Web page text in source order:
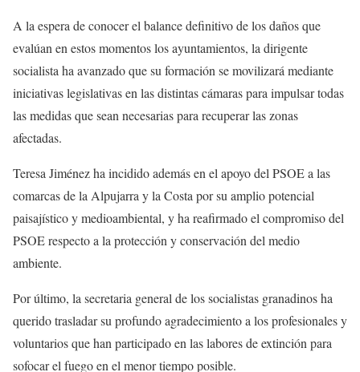
A la espera de conocer el balance definitivo de los daños que
evalúan en estos momentos los ayuntamientos, la dirigente
socialista ha avanzado que su formación se movilizará mediante
iniciativas legislativas en las distintas cámaras para impulsar todas
las medidas que sean necesarias para recuperar las zonas
afectadas.
Teresa Jiménez ha incidido además en el apoyo del PSOE a las
comarcas de la Alpujarra y la Costa por su amplio potencial
paisajístico y medioambiental, y ha reafirmado el compromiso del
PSOE respecto a la protección y conservación del medio
ambiente.
Por último, la secretaria general de los socialistas granadinos ha
querido trasladar su profundo agradecimiento a los profesionales y
voluntarios que han participado en las labores de extinción para
sofocar el fuego en el menor tiempo posible.